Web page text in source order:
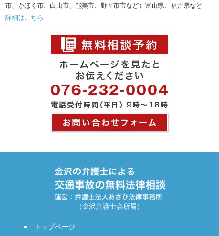
市、かほく市、白山市、能美市、野々市市など）富山県、福井県など
詳細はこちら
（金沢弁護士会所属）
トップページ